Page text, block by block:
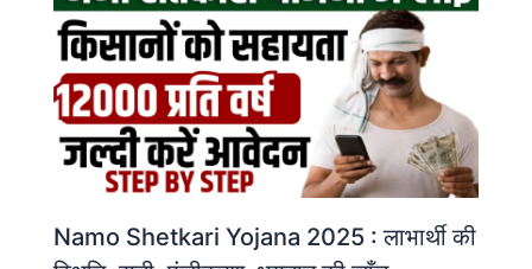
Namo Shetkari Yojana 2025 : लाभार्थी की